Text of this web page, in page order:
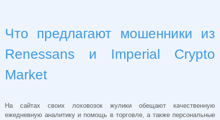
Что предлагают мошенники из
Renessans и Imperial Crypto
Market
На сайтах своих лоховозок жулики обещают качественную
ежедневную аналитику и помощь в торговле, а также персональные